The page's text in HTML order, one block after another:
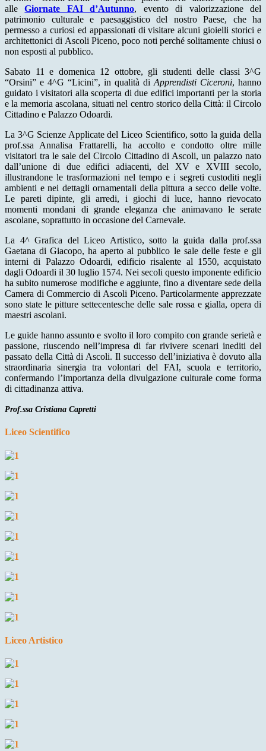
alleGiornate FAI d’Autunno, evento di valorizzazione del
patrimonio culturale e paesaggistico del nostro Paese, che ha
permesso a curiosi ed appassionati di visitare alcuni gioielli storici e
architettonici di Ascoli Piceno, poco noti perché solitamente chiusi o
non esposti al pubblico.
Sabato 11 e domenica 12 ottobre, gli studenti delle classi 3^G
“Orsini” e 4^G “Licini”, in qualità di Apprendisti Ciceroni, hanno
guidato i visitatori alla scoperta di due edifici importanti per la storia
e la memoria ascolana, situati nel centro storico della Città: il Circolo
Cittadino e Palazzo Odoardi.
La 3^G Scienze Applicate del Liceo Scientifico, sotto la guida della
prof.ssa Annalisa Frattarelli, ha accolto e condotto oltre mille
visitatori tra le sale del Circolo Cittadino di Ascoli, un palazzo nato
dall’unione di due edifici adiacenti, del XV e XVIII secolo,
illustrandone le trasformazioni nel tempo e i segreti custoditi negli
ambienti e nei dettagli ornamentali della pittura a secco delle volte.
Le pareti dipinte, gli arredi, i giochi di luce, hanno rievocato
momenti mondani di grande eleganza che animavano le serate
ascolane, soprattutto in occasione del Carnevale.
La 4^ Grafica del Liceo Artistico, sotto la guida dalla prof.ssa
Gaetana di Giacopo, ha aperto al pubblico le sale delle feste e gli
interni di Palazzo Odoardi, edificio risalente al 1550, acquistato
dagli Odoardi il 30 luglio 1574. Nei secoli questo imponente edificio
ha subito numerose modifiche e aggiunte, fino a diventare sede della
Camera di Commercio di Ascoli Piceno. Particolarmente apprezzate
sono state le pitture settecentesche delle sale rossa e gialla, opera di
maestri ascolani.
Le guide hanno assunto e svolto il loro compito con grande serietà e
passione, riuscendo nell’impresa di far rivivere scenari inediti del
passato della Città di Ascoli. Il successo dell’iniziativa è dovuto alla
straordinaria sinergia tra volontari del FAI, scuola e territorio,
confermando l’importanza della divulgazione culturale come forma
di cittadinanza attiva.
Prof.ssa Cristiana Capretti
Liceo Scientifico
Liceo Artistico